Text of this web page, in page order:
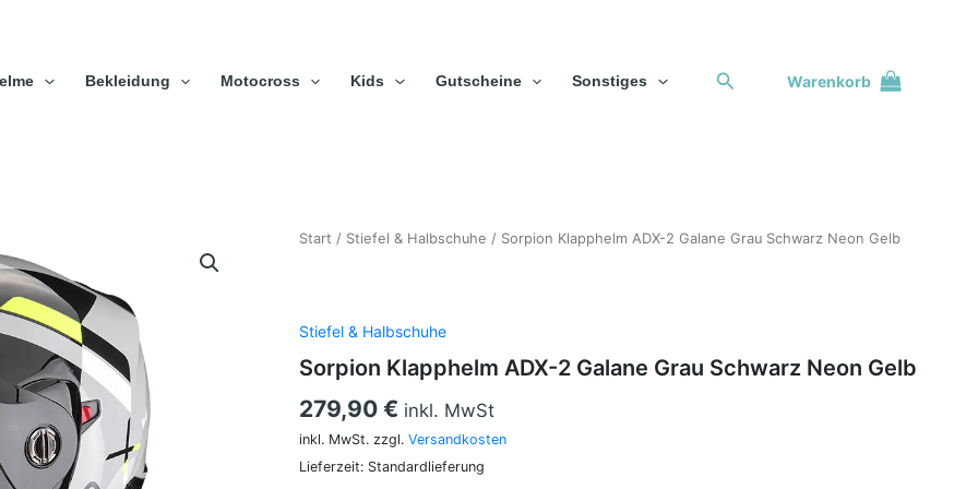
Bekleidung Motocross Kids Gutscheine Sonstiges SuchenWarenkorb
Start / Stiefel & Halbschuhe / Sorpion Klapphelm ADX-2 Galane Grau Schwarz Neon Gelb
Stiefel & Halbschuhe
Sorpion Klapphelm ADX-2 Galane Grau Schwarz Neon Gelb
279,90 € inkl. MwSt
inkl. MwSt. zzgl. Versandkosten
Lieferzeit: Standardlieferung
Sorpion
Galane
Schwarz
Gelb
Menge